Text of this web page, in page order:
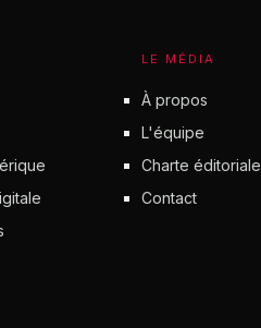
LE MÉDIA
À propos
L'équipe
Charte éditoriale
Contact